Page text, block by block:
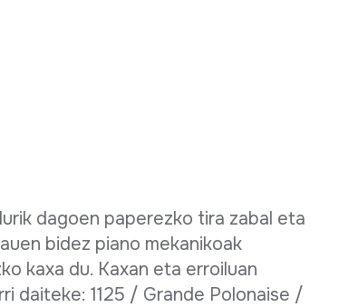
dagoen paperezko tira zabal eta
bidez piano mekanikoak
kaxa du. Kaxan eta erroiluan
daiteke: 1125 / Grande Polonaise /